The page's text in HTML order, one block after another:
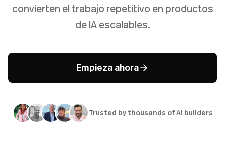
convierten el trabajo repetitivo en productos
de IA escalables.
Empieza ahora
Trusted by thousands of AI builders